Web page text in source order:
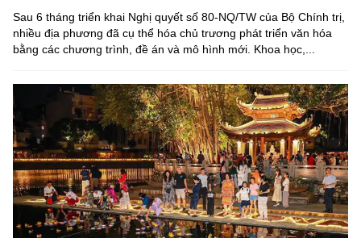
Sau 6 tháng triển khai Nghị quyết số 80-NQ/TW của Bộ Chính trị,
nhiều địa phương đã cụ thể hóa chủ trương phát triển văn hóa
bằng các chương trình, đề án và mô hình mới. Khoa học,...